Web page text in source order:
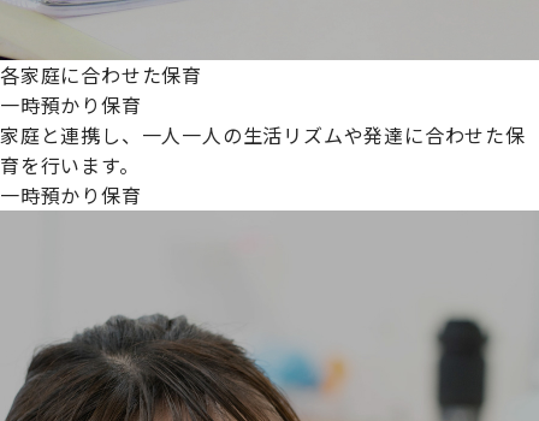
各家庭に合わせた保育
一時預かり保育
家庭と連携し、一人一人の生活リズムや発達に合わせた保
育を行います。
一時預かり保育